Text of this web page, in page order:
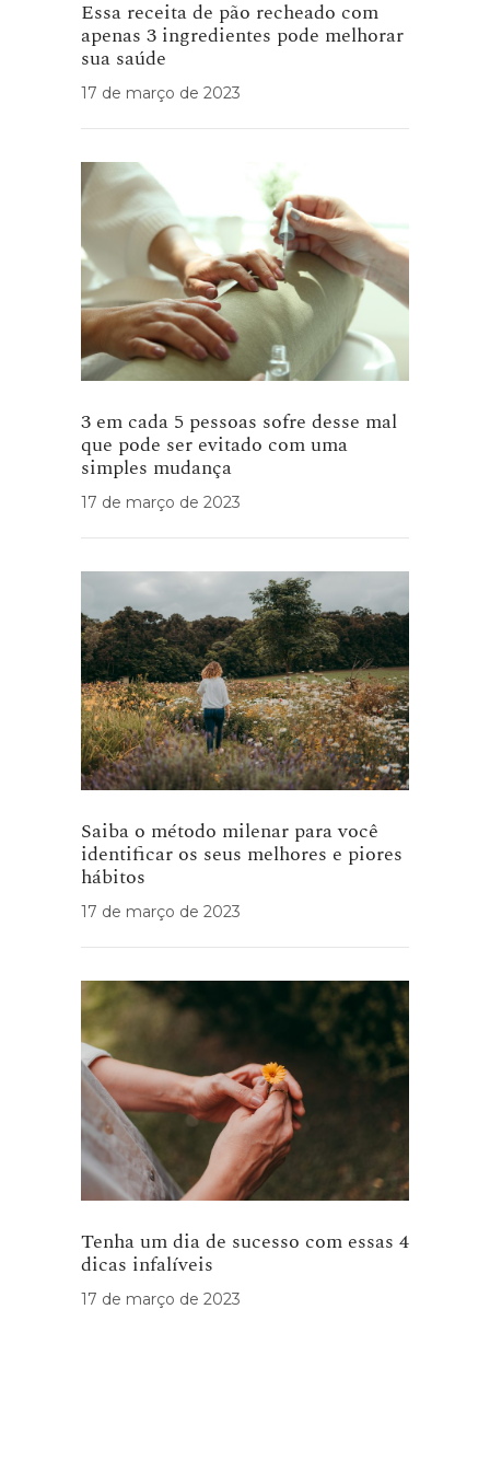
Essa receita de pão recheado com
apenas 3 ingredientes pode melhorar
sua saúde
17 de março de 2023
3 em cada 5 pessoas sofre desse mal
que pode ser evitado com uma
simples mudança
17 de março de 2023
Saiba o método milenar para você
identificar os seus melhores e piores
hábitos
17 de março de 2023
Tenha um dia de sucesso com essas 4
dicas infalíveis
17 de março de 2023